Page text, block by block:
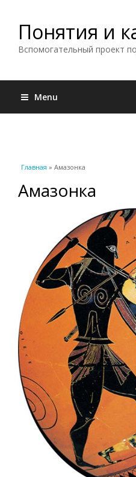
Понятия и
Вспомогательный проект
Menu
Вы здесь
Главная » Амазонка
Амазонка